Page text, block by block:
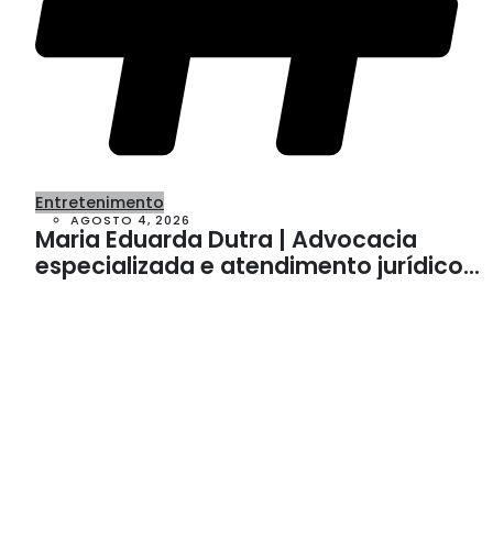
Entretenimento
AGOSTO 4, 2026
Maria Eduarda Dutra | Advocacia
especializada e atendimento jurídico